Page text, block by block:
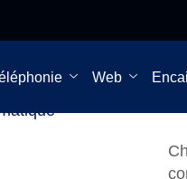
STOP
Web